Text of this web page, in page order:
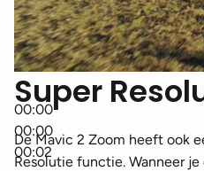
00:00
00:00
00:02
Super
De Mavic 2 Zoom heeft ook
Resolutie functie. Wanneer